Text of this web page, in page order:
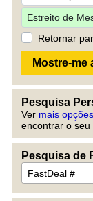
Retornar
Pesquisa
Ver mais
encontrar o seu
Pesquisa de